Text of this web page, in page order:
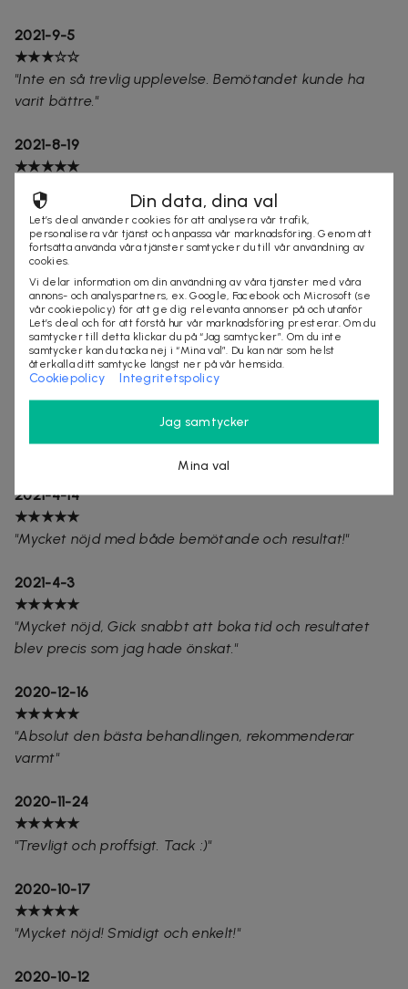
2021-9-5
★★★☆☆
"Inte en så trevlig upplevelse. Bemötandet kunde ha
varit bättre."
2021-8-19
★★★★★
"Kristina är proffsig och lyhörd. Bra kontakt"
2021-6-21
★★★★☆
"Snabbt och bra! Blir nog ett återbesök"
2021-5-12
★★★★★
"Super bra och proffsigt"
2021-4-14
★★★★★
"Mycket nöjd med både bemötande och resultat!"
2021-4-3
★★★★★
"Mycket nöjd, Gick snabbt att boka tid och resultatet
blev precis som jag hade önskat."
2020-12-16
★★★★★
"Absolut den bästa behandlingen, rekommenderar
varmt"
2020-11-24
★★★★★
"Trevligt och proffsigt. Tack :)"
2020-10-17
★★★★★
"Mycket nöjd! Smidigt och enkelt!"
2020-10-12
Din data, dina val
Let’s deal använder cookies för att analysera vår trafik,
personalisera vår tjänst och anpassa vår marknadsföring. Genom att
fortsätta använda våra tjänster samtycker du till vår användning av
cookies.
Vi delar information om din användning av våra tjänster med våra
annons- och analyspartners, ex. Google, Facebook och Microsoft (se
vår cookiepolicy) för att ge dig relevanta annonser på och utanför
Let’s deal och för att förstå hur vår marknadsföring presterar. Om du
samtycker till detta klickar du på “Jag samtycker”. Om du inte
samtycker kan du tacka nej i “Mina val”. Du kan när som helst
återkalla ditt samtycke längst ner på vår hemsida.
Cookiepolicy Integritetspolicy
Jag samtycker
Mina val